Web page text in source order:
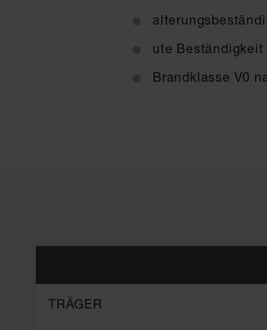
ute
Brandklasse V0
TRÄGER